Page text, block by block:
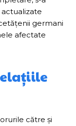
germani
afectate
către și